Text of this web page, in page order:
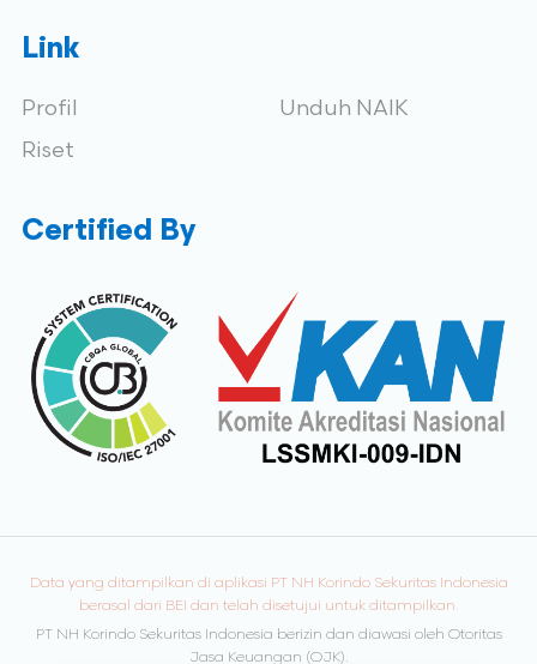
Link
Profil
Riset
Unduh NAIK
Certified By
Data yang ditampilkan di aplikasi PT NH Korindo Sekuritas Indonesia
berasal dari BEI dan telah disetujui untuk ditampilkan.
PT NH Korindo Sekuritas Indonesia berizin dan diawasi oleh Otoritas
Jasa Keuangan (OJK).